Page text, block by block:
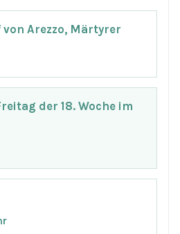
Arezzo, Märtyrer
der 18. Woche im